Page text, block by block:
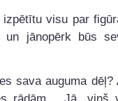
visu par
un jānopērk būs
sava auguma